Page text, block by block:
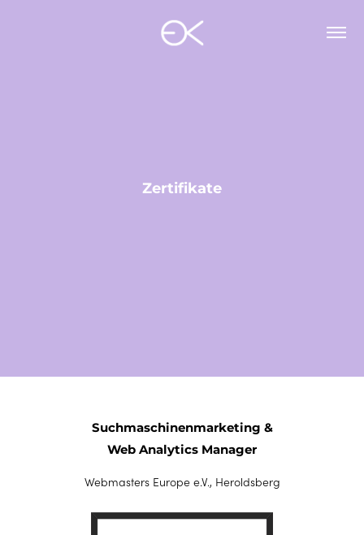
Zertifikate
Suchmaschinenmarketing &
Web Analytics Manager
Webmasters Europe e.V., Heroldsberg